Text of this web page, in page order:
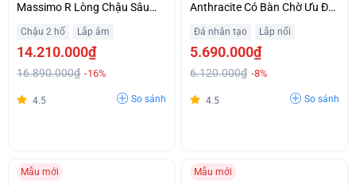
Massimo R Lòng Chậu Sâu
Rộng Giá Rẻ
Chậu 2 hố Lắp âm
14.210.000₫
16.890.000₫ -16%
4.5 So sánh
Anthracite Có Bàn Chờ Ưu Đãi
Đá nhân tạo Lắp nổi
5.690.000₫
6.120.000₫ -8%
4.5 So sánh
Mẫu mới Mẫu mới